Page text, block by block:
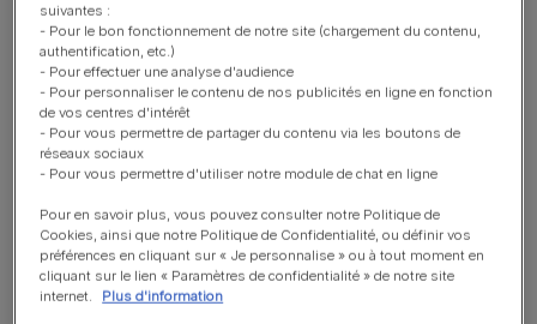
Les articles les plus consultés
Dents et hygiène dentaire du chien
Comment nettoyer les dents de
votre chien ?
Contenu proposé par Dentalife®
suivantes :
- Pour le bon fonctionnement de notre site (chargement du contenu,
authentification, etc.)
- Pour effectuer une analyse d'audience
- Pour personnaliser le contenu de nos publicités en ligne en fonction
de vos centres d'intérêt
- Pour vous permettre de partager du contenu via les boutons de
réseaux sociaux
- Pour vous permettre d'utiliser notre module de chat en ligne
Pour en savoir plus, vous pouvez consulter notre Politique de
Cookies, ainsi que notre Politique de Confidentialité, ou définir vos
préférences en cliquant sur « Je personnalise » ou à tout moment en
cliquant sur le lien « Paramètres de confidentialité » de notre site
internet.
Plus d'information